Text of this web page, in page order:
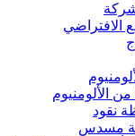
الافتراضي
من الألومنيوم
نقود
مسدس